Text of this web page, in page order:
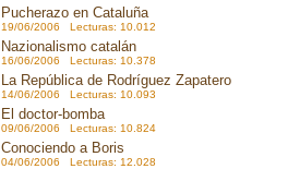
Pucherazo en Cataluña
19/06/2006 Lecturas: 10.012
Nazionalismo catalán
16/06/2006 Lecturas: 10.378
La República de Rodríguez Zapatero
14/06/2006 Lecturas: 10.093
El doctor-bomba
09/06/2006 Lecturas: 10.824
Conociendo a Boris
04/06/2006 Lecturas: 12.028